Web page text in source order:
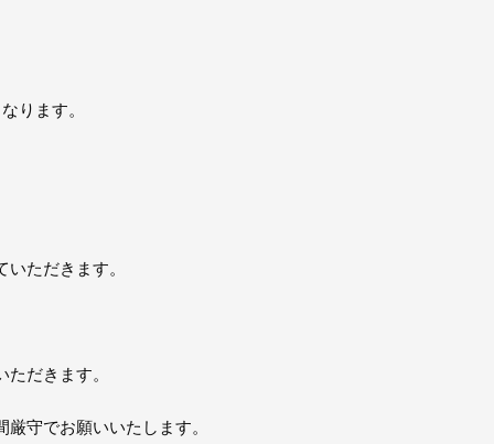
ります。
ただきます。
だきます。
守でお願いいたします。